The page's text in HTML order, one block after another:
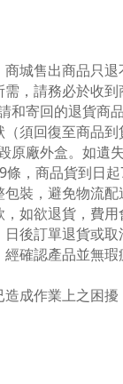
城售出商品只
，請務必於收
和寄回的退貨商
須回復至商品
原廠外盒。如遺
，商品貨到日
裝，避免物流
如欲退貨，費
後訂單退貨或
確認產品並無
成作業上之困